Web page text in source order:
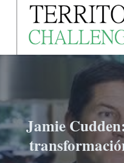
a
c
o
Jamie